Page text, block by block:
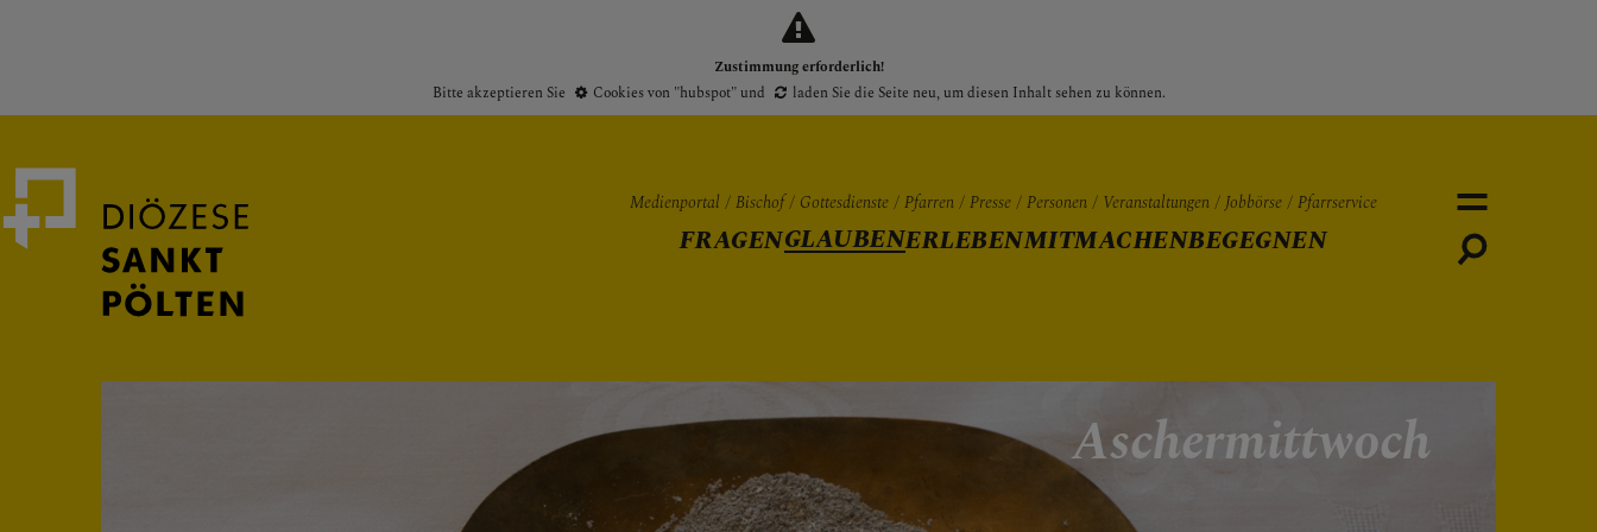
Zustimmung erforderlich!
Bitte akzeptieren Sie
Cookies von "hubspot"und laden Sie die Seite neu, um diesen Inhalt sehen zu können.
Gottesdienste Pfarren Presse Personen Veranstaltungen
Medienportal Bischof Gottesdienste Pfarren Presse Personen Veranstaltungen Jobbörse Pfarrservice
FRAGENGLAUBENERLEBENMITMACHENBEGEGNEN
Aschermittwoch